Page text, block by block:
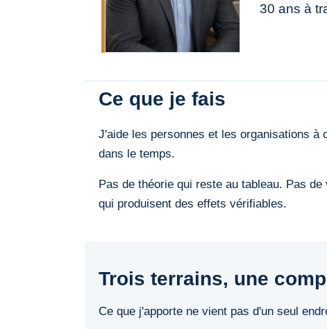
30 ans à
Ce que je fais
J'aide les personnes et les organisations
dans le temps.
Pas de théorie qui reste au tableau. Pas
qui produisent des effets vérifiables.
Trois terrains, une
Ce que j'apporte ne vient pas d'un seul